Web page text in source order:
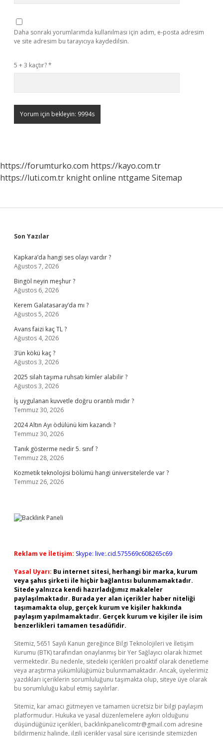
Daha sonraki yorumlarımda kullanılması için adım, e-posta adresim
ve site adresim bu tarayıcıya kaydedilsin.
5 + 3 kaçtır?*
https://forumturko.com https://kayo.com.tr
https://luti.com.tr knight online nttgame Sitemap
Sidebar
Son Yazılar
Kapkara’da hangi ses olayı vardır ?
Ağustos 7, 2026
Bingöl neyin meşhur ?
Ağustos 6, 2026
Kerem Galatasaray’da mı ?
Ağustos 5, 2026
Avans faizi kaç TL ?
Ağustos 4, 2026
3’ün kökü kaç ?
Ağustos 3, 2026
2025 silah taşıma ruhsatı kimler alabilir ?
Ağustos 3, 2026
İş uygulanan kuvvetle doğru orantılı mıdır ?
Temmuz 30, 2026
2024 Altın Ayı ödülünü kim kazandı ?
Temmuz 30, 2026
Tanık gösterme nedir 5. sınıf ?
Temmuz 28, 2026
Kozmetik teknolojisi bölümü hangi üniversitelerde var ?
Temmuz 26, 2026
Reklam ve İletişim: Skype: live:.cid.575569c608265c69
Yasal Uyarı: Bu internet sitesi, herhangi bir marka, kurum
veya şahıs şirketi ile hiçbir bağlantısı bulunmamaktadır.
Sitede yalnızca kendi hazırladığımız makaleler
paylaşılmaktadır. Burada yer alan içerikler haber niteliği
taşımamakta olup, gerçek kurum ve kişiler hakkında
paylaşım yapılmamaktadır. Gerçek kurum ve kişiler ile isim
benzerlikleri tamamen tesadüfidir.
Sitemiz, 5651 Sayılı Kanun gereğince Bilgi Teknolojileri ve İletişim
Kurumu (BTK) tarafından onaylanmış bir Yer Sağlayıcı olarak hizmet
vermektedir. Bu nedenle, sitedeki içerikleri proaktif olarak denetleme
veya araştırma yükümlülüğümüz bulunmamaktadır. Ancak, üyelerimiz
yazdıkları içeriklerin sorumluluğunu taşımakta olup, siteye üye olarak
bu sorumluluğu kabul etmiş sayılırlar.
Sitemiz, kar amacı gütmeyen ve tamamen ücretsiz bir bilgi paylaşım
platformudur. Hukuka ve yasal düzenlemelere aykırı olduğunu
düşündüğünüz içerikleri, backlinkpanelicomtr@gmail.com adresine
bildirmeniz halinde, ilgili içerikler yasal süre içerisinde sitemizden